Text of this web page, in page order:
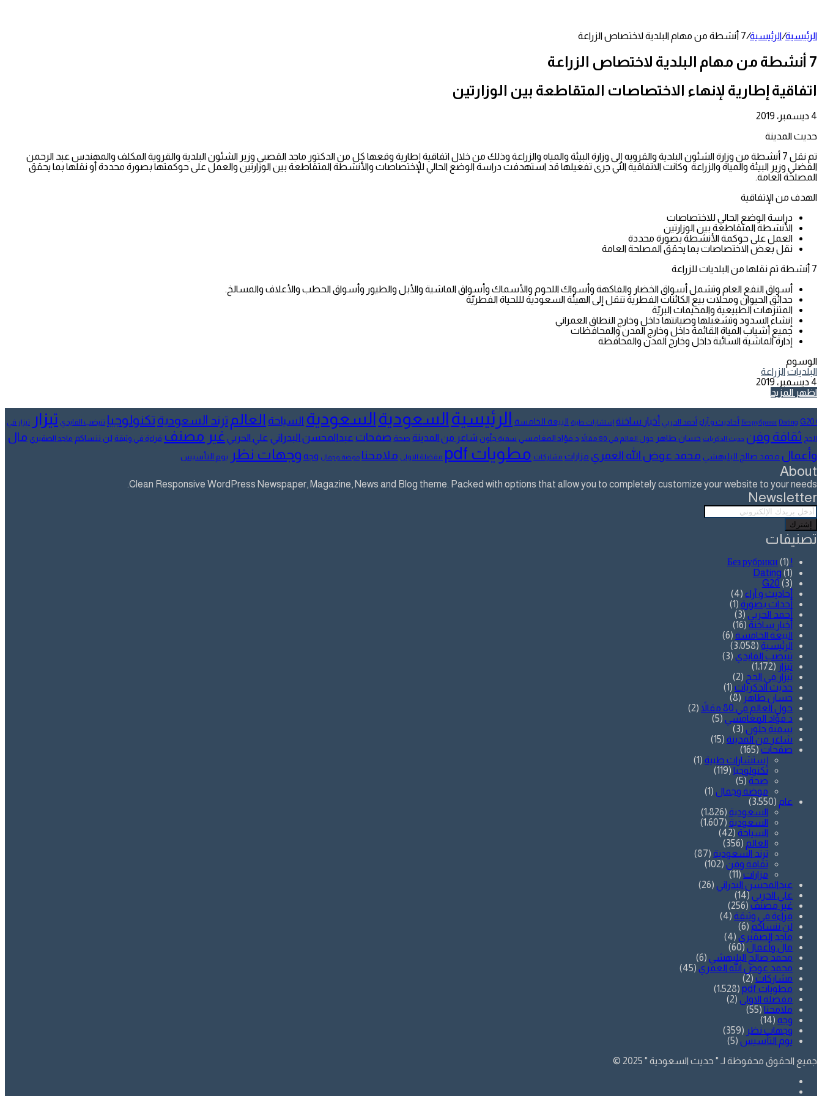
الرئيسية/الرئيسية/7 أنشطة من مهام البلدية لاختصاص الزراعة
7 أنشطة من مهام البلدية لاختصاص الزراعة
اتفاقية إطارية لإنهاء الاختصاصات المتقاطعة بين الوزارتين
4 ديسمبر، 2019
عبر
حديث المدينة
تم نقل 7 أنشطة من وزارة الشئون البلدية والقرويه إلى وزارة البيئة والمياه والزراعة وذلك من خلال اتفاقية إطارية وقعها كل من الدكتور ماجد القصبي وزير الشئون البلدية والقروية المكلف والمهندس عبد الرحمن
الفضلي وزير البيئة والمياة والزراعة وكانت الاتفاقية التي جرى تفعيلها قد استهدفت دراسة الوضع الحالي للإختصاصات والأنشطة المتقاطعة بين الوزارتين والعمل على حوكمتها بصورة محددة أو نقلها بما يحقق
المصلحة العامة.
الهدف من الإتفاقية
دراسة الوضع الحالي للاختصاصات
الأنشطة المتقاطعة بين الوزارتين
العمل على حوكمة الأنشطة بصورة محددة
نقل بعض الاختصاصات بما يحقق المصلحة العامة
7 أنشطة تم نقلها من البلديات للزراعة
أسواق النفع العام وتشمل أسواق الخضار والفاكهة وأسواك اللحوم والأسماك وأسواق الماشية والأبل والطيور وأسواق الحطب والأعلاف والمسالخ.
حدائق الحيوان ومحلات بيع الكائنات الفطرية تنقل إلى الهيئة السعودية لللحياة الفطريّة
المتنزهات الطبيعية والمخيمات البريّة
إنشاء السدود وتشغيلها وصيانتها داخل وخارج النطاق العمراني
جميع أشياب المياة القائمة داخل وخارج المدن والمحافظات
إدارة الماشية السائبة داخل وخارج المدن والمحافظة
الوسوم
البلديات الزراعة
4 ديسمبر، 2019
فيسبوك
تويتر
لينكدإن
واتساب
تيلقرام
مشاركة
طباعة
اظهر المزيد
! Без рубрики
Dating G20 أحاديث و آراء أحمد الحربي أخبار ساخنة إستشارات طبية البيعة الخامسة الرئيسيةالسعوديةالسعودية السياحة العالم ترند السعودية تكنولوجيا تنيضب الفايدي تيزار تيزار في
الحج ثقافة وفن حديث الذكريات حسان طاهر حول العالم في 80 مقالاً د.فؤاد المغامسي سمية جلّون شاعر من المدينة صحة صفحات عبدالمحسن البدراني علي الحربي غير مصنف قراءة في وثيقة لن ننساكم ماجد الصقيري مال
وأعمال محمد صالح البليهشي محمد عوض الله العمري مزارات مشاركات مطويات pdf مفضلة الاولى ملامحنا موضة وجمال وجه وجهات نظر يوم التأسيس
About
Clean Responsive WordPress Newspaper, Magazine, News and Blog theme. Packed with options that allow you to completely customize your website to your needs.
Newsletter
أدخل
بريدك
الإلكتروني
تصنيفات
! Без рубрики
(1)
Dating (1)
G20 (3)
أحاديث و آراء (4)
أحداث بصورة (1)
أحمد الحربي (3)
أخبار ساخنة (16)
البيعة الخامسة (6)
الرئيسية (3٬058)
تنيضب الفايدي (3)
تيزار (1٬172)
تيزار في الحج (2)
حديث الذكريات (1)
حسان طاهر (8)
حول العالم في 80 مقالاً
(2)
د.فؤاد المغامسي (5)
سمية جلّون (3)
شاعر من المدينة (15)
صفحات (165)
إستشارات طبية (1)
تكنولوجيا (119)
صحة (5)
موضة وجمال (1)
عام (3٬550)
السعودية (1٬826)
السعودية (1٬607)
السياحة (42)
العالم (356)
ترند السعودية (87)
ثقافة وفن (102)
مزارات (11)
عبدالمحسن البدراني (26)
علي الحربي (14)
غير مصنف (256)
قراءة في وثيقة (4)
لن ننساكم (6)
ماجد الصقيري (4)
مال وأعمال (60)
محمد صالح البليهشي (6)
محمد عوض الله العمري (45)
مشاركات (2)
مطويات pdf
(1٬528)
مفضلة الاولى (2)
ملامحنا (55)
وجه (14)
وجهات نظر (359)
يوم التأسيس (5)
جميع الحقوق محفوظة لـ " حديث السعودية " 2025 ©